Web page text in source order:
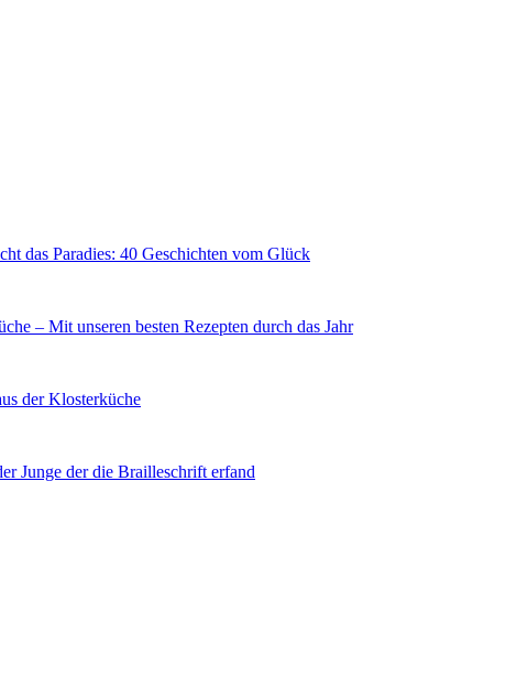
das Paradies: 40 Geschichten vom Glück
– Mit unseren besten Rezepten durch das Jahr
der Klosterküche
Junge der die Brailleschrift erfand